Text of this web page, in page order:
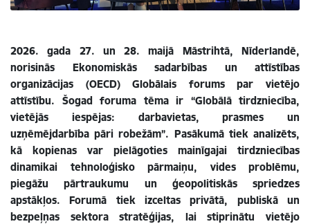
2026. gada 27. un 28. maijā Māstrihtā, Nīderlandē,
norisinās Ekonomiskās sadarbības un attīstības
organizācijas (OECD) Globālais forums par vietējo
attīstību. Šogad foruma tēma ir “Globālā tirdzniecība,
vietējās iespējas: darbavietas, prasmes un
uzņēmējdarbība pāri robežām”. Pasākumā tiek analizēts,
kā kopienas var pielāgoties mainīgajai tirdzniecības
dinamikai tehnoloģisko pārmaiņu, vides problēmu,
piegāžu pārtraukumu un ģeopolitiskās spriedzes
apstākļos. Forumā tiek izceltas privātā, publiskā un
bezpeļņas sektora stratēģijas, lai stiprinātu vietējo